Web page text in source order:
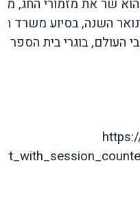
שר את מזמורי החג,
השנה, בסיוע משרד
העולם, בוגרי בית הספר